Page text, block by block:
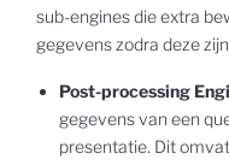
sub-engines die extra
gegevens zodra deze
Post-processing
gegevens van een
presentatie. Dit